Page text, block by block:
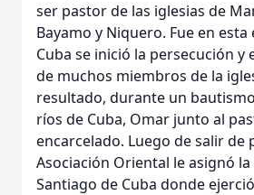
ser pastor de las iglesias de
Bayamo y Niquero. Fue en esta
Cuba se inició la persecución y
de muchos miembros de la
resultado, durante un
ríos de Cuba, Omar junto al
encarcelado. Luego de salir de
Asociación Oriental le asignó
Santiago de Cuba donde